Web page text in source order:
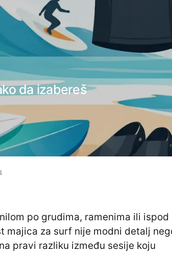
da izabereš
po grudima, ramenima ili ispod
majica za surf nije modni detalj
pravi razliku između sesije koju